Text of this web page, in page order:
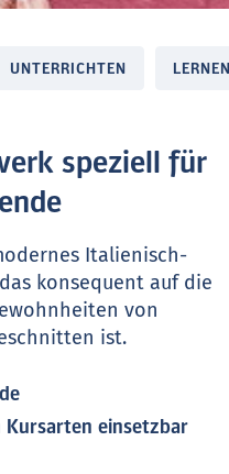
UNTERRICHTEN
speziell für
Italienisch-
konsequent auf die
von
ist.
Kursarten einsetzbar